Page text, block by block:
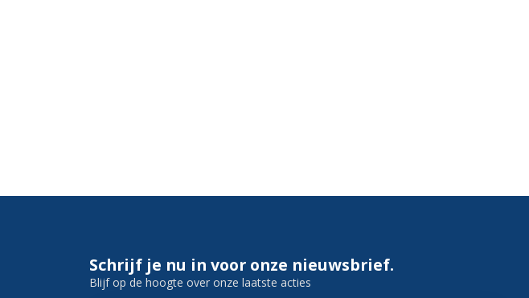
Schrijf je nu in voor onze nieuwsbrief.
Blijf op de hoogte over onze laatste acties